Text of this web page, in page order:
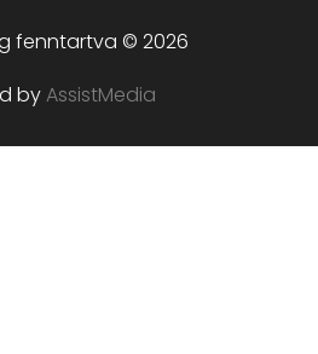
fenntartva © 2026
byAssistMedia